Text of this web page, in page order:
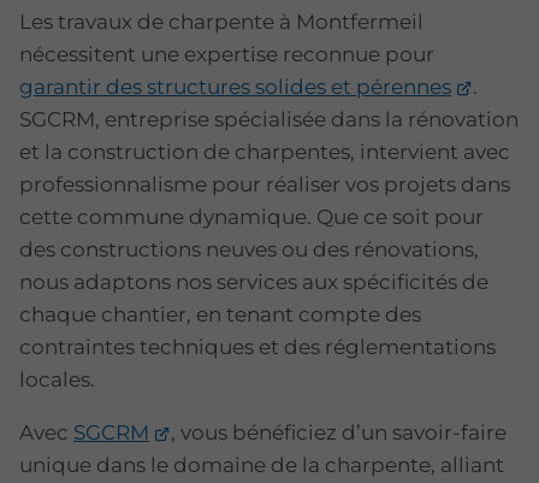
Les travaux de charpente à Montfermeil
nécessitent une expertise reconnue pour
garantir des structures solides et pérennes
.
SGCRM, entreprise spécialisée dans la rénovation
et la construction de charpentes, intervient avec
professionnalisme pour réaliser vos projets dans
cette commune dynamique. Que ce soit pour
des constructions neuves ou des rénovations,
nous adaptons nos services aux spécificités de
chaque chantier, en tenant compte des
contraintes techniques et des réglementations
locales.
Avec SGCRM
, vous bénéficiez d’un savoir-faire
unique dans le domaine de la charpente, alliant